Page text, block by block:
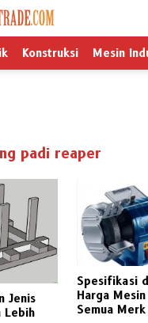
Konstruksi Mesin
padi reaper
Jenis
Lebih
Spesifikasi
Harga
Semua Merk